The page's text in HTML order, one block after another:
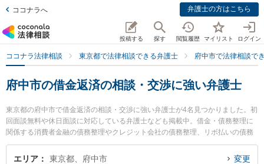
ココナラへ 弁護士の方はこちら
投稿する 探す 閲覧履歴 マイリスト ログイン
ココナラ法律相談 東京都で法律相談できる弁護士 府中市で法律相談で
府中市の借金返済の相談・交渉に強い弁護士
東京都の府中市で借金返済の相談・交渉に強い弁護士が4名見つかりました。初
回面談無料や休日面談に対応している弁護士なども掲載中。借金・債務整理に
関係する消費者金融の債務整理やクレジット会社の債務整理、リボ払いの債務
整理等の細かな分野での絞り込み検索もでき便利です。特にあかつき府中法律
事務所の金田 真明弁護士や府中ピース・ベル法律事務所の平山 諒弁護士、法律
エリア 東京都、府中市 変更